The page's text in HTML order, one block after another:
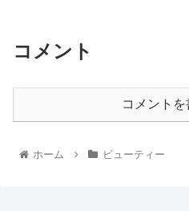
コメント
コメント
ホーム ビューティー